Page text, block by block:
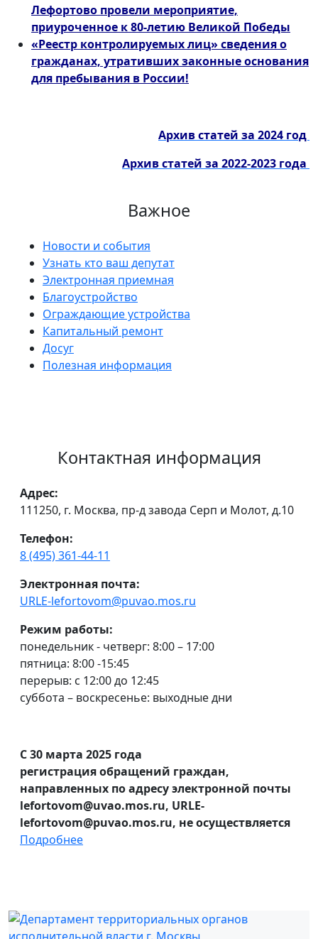
Лефортово провели мероприятие,
приуроченное к 80-летию Великой Победы
«Реестр контролируемых лиц» сведения о
гражданах, утративших законные основания
для пребывания в России!
Архив статей за 2024 год
Архив статей за 2022-2023 года
Важное
Новости и события
Узнать кто ваш депутат
Электронная приемная
Благоустройство
Ограждающие устройства
Капитальный ремонт
Досуг
Полезная информация
Контактная информация
Адрес:
111250, г. Москва, пр-д завода Серп и Молот, д.10
Телефон:
8 (495) 361-44-11
Электронная почта:
URLE-lefortovom@puvao.mos.ru
Режим работы:
понедельник - четверг: 8:00 – 17:00
пятница: 8:00 -15:45
перерыв: с 12:00 до 12:45
суббота – воскресенье: выходные дни
С 30 марта 2025 года
регистрация обращений граждан,
направленных по адресу электронной почты
lefortovom@uvao.mos.ru, URLE-
lefortovom@puvao.mos.ru, не осуществляется
Подробнее